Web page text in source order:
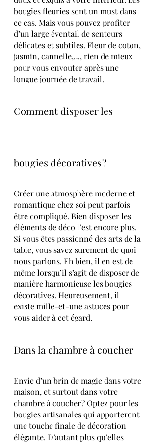
bougies fleuries sont un must dans
ce cas. Mais vous pouvez profiter
d’un large éventail de senteurs
délicates et subtiles. Fleur de coton,
jasmin, cannelle,…, rien de mieux
pour vous envouter après une
longue journée de travail.
Comment disposer les
bougies décoratives ?
Créer une atmosphère moderne et
romantique chez soi peut parfois
être compliqué. Bien disposer les
éléments de déco l’est encore plus.
Si vous êtes passionné des arts de la
table, vous savez surement de quoi
nous parlons. Eh bien, il en est de
même lorsqu’il s’agit de disposer de
manière harmonieuse les bougies
décoratives. Heureusement, il
existe mille-et-une astuces pour
vous aider à cet égard.
Dans la chambre à coucher
Envie d’un brin de magie dans votre
maison, et surtout dans votre
chambre à coucher ? Optez pour les
bougies artisanales qui apporteront
une touche finale de décoration
élégante. D’autant plus qu’elles